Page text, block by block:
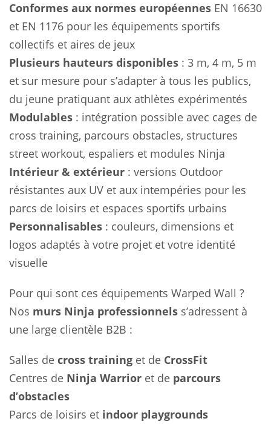
Conformes aux normes européennes EN 16630
et EN 1176 pour les équipements sportifs
collectifs et aires de jeux
Plusieurs hauteurs disponibles : 3 m, 4 m, 5 m
et sur mesure pour s’adapter à tous les publics,
du jeune pratiquant aux athlètes expérimentés
Modulables : intégration possible avec cages de
cross training, parcours obstacles, structures
street workout, espaliers et modules Ninja
Intérieur & extérieur : versions Outdoor
résistantes aux UV et aux intempéries pour les
parcs de loisirs et espaces sportifs urbains
Personnalisables : couleurs, dimensions et
logos adaptés à votre projet et votre identité
visuelle
Pour qui sont ces équipements Warped Wall ?
Nos murs Ninja professionnels s’adressent à
une large clientèle B2B :
Salles de cross training et de CrossFit
Centres de Ninja Warrior et de parcours
d’obstacles
Parcs de loisirs et indoor playgrounds